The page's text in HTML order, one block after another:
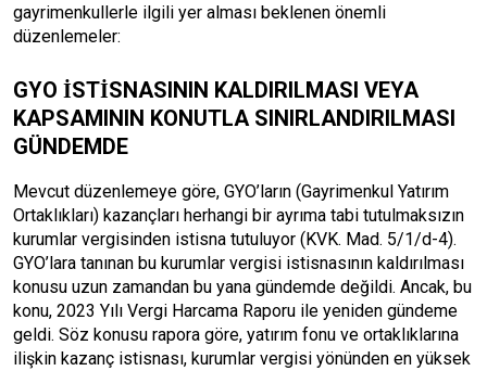
gayrimenkullerle ilgili yer alması beklenen önemli
düzenlemeler:
GYO İSTİSNASININ KALDIRILMASI VEYA
KAPSAMININ KONUTLA SINIRLANDIRILMASI
GÜNDEMDE
Mevcut düzenlemeye göre, GYO’ların (Gayrimenkul Yatırım
Ortaklıkları) kazançları herhangi bir ayrıma tabi tutulmaksızın
kurumlar vergisinden istisna tutuluyor (KVK. Mad. 5/1/d-4).
GYO’lara tanınan bu kurumlar vergisi istisnasının kaldırılması
konusu uzun zamandan bu yana gündemde değildi. Ancak, bu
konu, 2023 Yılı Vergi Harcama Raporu ile yeniden gündeme
geldi. Söz konusu rapora göre, yatırım fonu ve ortaklıklarına
ilişkin kazanç istisnası, kurumlar vergisi yönünden en yüksek